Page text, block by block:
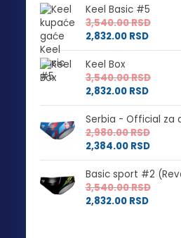
Keel Basic #5
3,540.00RSD
2,832.00 RSD
Keel Box
3,540.00RSD
2,832.00 RSD
Serbia - Official za
2,980.00RSD
2,384.00 RSD
Basic sport #2
3,540.00RSD
2,832.00 RSD